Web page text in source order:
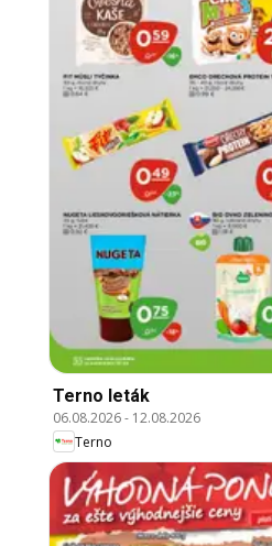
Terno leták
06.08.2026- 12.08.2026
Terno